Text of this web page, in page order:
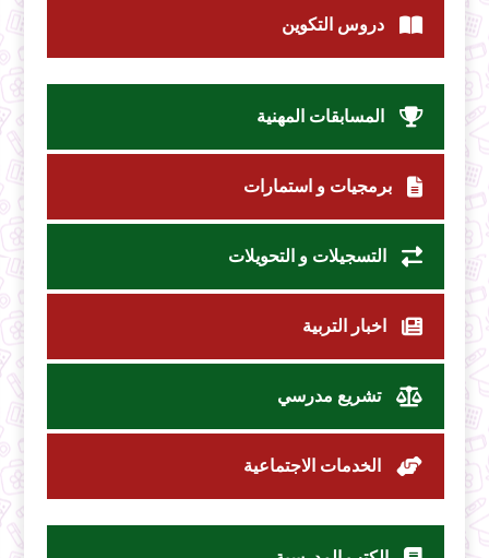
دروس التكوين
المسابقات المهنية
برمجيات و استمارات
التسجيلات و التحويلات
اخبار التربية
تشريع مدرسي
الخدمات الاجتماعية